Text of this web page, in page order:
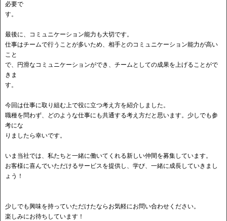
必要で
す。
最後に、コミュニケーション能力も大切です。
仕事はチームで行うことが多いため、相手とのコミュニケーション能力が高い
こと
で、円滑なコミュニケーションができ、チームとしての成果を上げることがで
きま
す。
今回は仕事に取り組む上で役に立つ考え方を紹介しました。
職種を問わず、どのような仕事にも共通する考え方だと思います。少しでも参
考にな
りましたら幸いです。
いま当社では、私たちと一緒に働いてくれる新しい仲間を募集しています。
お客様に喜んでいただけるサービスを提供し、学び、一緒に成長していきまし
ょう！
少しでも興味を持っていただけたならお気軽にお問い合わせください。
楽しみにお待ちしています！